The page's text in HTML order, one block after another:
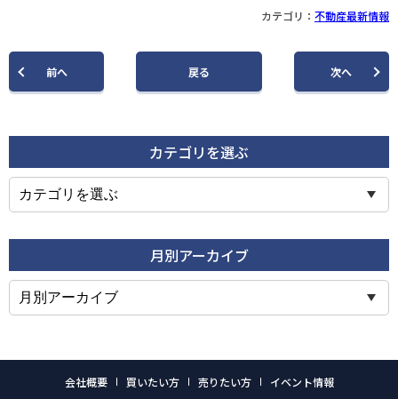
カテゴリ： 不動産最新情報
前へ 戻る 次へ
カテゴリを選ぶ
月別アーカイブ
会社概要 買いたい方 売りたい方
イベント情報